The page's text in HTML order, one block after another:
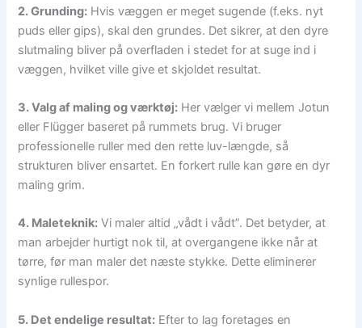
2. Grunding: Hvis væggen er meget sugende (f.eks. nyt
puds eller gips), skal den grundes. Det sikrer, at den dyre
slutmaling bliver på overfladen i stedet for at suge ind i
væggen, hvilket ville give et skjoldet resultat.
3. Valg af maling og værktøj: Her vælger vi mellem Jotun
eller Flügger baseret på rummets brug. Vi bruger
professionelle ruller med den rette luv-længde, så
strukturen bliver ensartet. En forkert rulle kan gøre en dyr
maling grim.
4. Maleteknik: Vi maler altid „vådt i vådt”. Det betyder, at
man arbejder hurtigt nok til, at overgangene ikke når at
tørre, før man maler det næste stykke. Dette eliminerer
synlige rullespor.
5. Det endelige resultat: Efter to lag foretages en